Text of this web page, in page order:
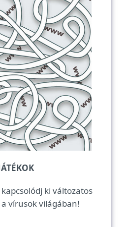
ki változatos
vírusok világában!